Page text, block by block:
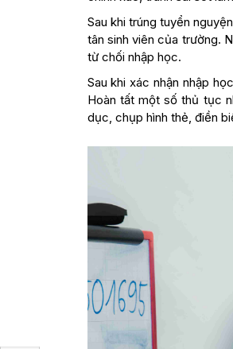
Sau khi trúng tuyển
tân sinh viên của trường.
từ chối nhập học.
Sau khi xác nhận nhập
Hoàn tất một số thủ tục
dục, chụp hình thẻ, điền